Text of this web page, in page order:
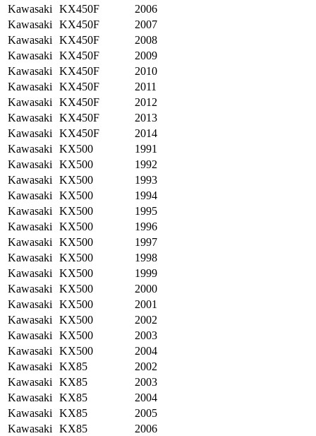
Kawasaki
KX450F
2006
Kawasaki
KX450F
2007
Kawasaki
KX450F
2008
Kawasaki
KX450F
2009
Kawasaki
KX450F
2010
Kawasaki
KX450F
2011
Kawasaki
KX450F
2012
Kawasaki
KX450F
2013
Kawasaki
KX450F
2014
Kawasaki
KX500
1991
Kawasaki
KX500
1992
Kawasaki
KX500
1993
Kawasaki
KX500
1994
Kawasaki
KX500
1995
Kawasaki
KX500
1996
Kawasaki
KX500
1997
Kawasaki
KX500
1998
Kawasaki
KX500
1999
Kawasaki
KX500
2000
Kawasaki
KX500
2001
Kawasaki
KX500
2002
Kawasaki
KX500
2003
Kawasaki
KX500
2004
Kawasaki
KX85
2002
Kawasaki
KX85
2003
Kawasaki
KX85
2004
Kawasaki
KX85
2005
Kawasaki
KX85 2006